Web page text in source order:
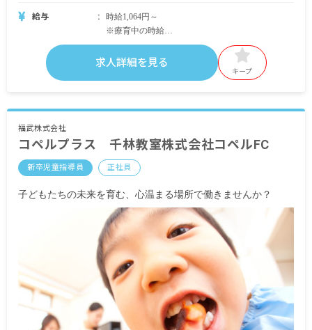
給与
時給1,064円～
※療育中の時給
・無資格／児童指導員：時給1,200円～（無資格で
も心理学を学んでいた方は時給1,250円～）
・教員免許を保有：時給1,250円～
交通費実費支給
※試用期間6カ月／日給8,000円
求人詳細を見る
キープ
福武株式会社
コペルプラス 千林教室株式会社コペルFC
新卒児童指導員 正社員
子どもたちの未来を育む、心温まる場所で働きませんか？